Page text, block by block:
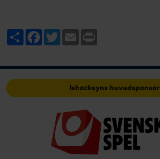
ShareFacebook
TwitterEmail
Ishockeyns huvudsponsor